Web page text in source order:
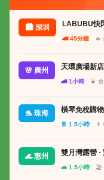
🏙 深圳 LABUBU快
🚄 45分鐘 🔥
🌸 廣州 天環廣場新
🚄 1小時 🍵
🐬 珠海 橫琴免稅購
🚢 1.5小時
🌊 惠州 雙月灣露營 ·
🚗 1.5小時 🏖